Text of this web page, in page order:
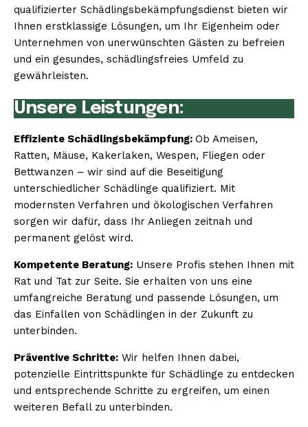
qualifizierter Schädlingsbekämpfungsdienst bieten wir
Ihnen erstklassige Lösungen, um Ihr Eigenheim oder
Unternehmen von unerwünschten Gästen zu befreien
und ein gesundes, schädlingsfreies Umfeld zu
gewährleisten.
Unsere Leistungen:
Effiziente Schädlingsbekämpfung: Ob Ameisen,
Ratten, Mäuse, Kakerlaken, Wespen, Fliegen oder
Bettwanzen – wir sind auf die Beseitigung
unterschiedlicher Schädlinge qualifiziert. Mit
modernsten Verfahren und ökologischen Verfahren
sorgen wir dafür, dass Ihr Anliegen zeitnah und
permanent gelöst wird.
Kompetente Beratung: Unsere Profis stehen Ihnen mit
Rat und Tat zur Seite. Sie erhalten von uns eine
umfangreiche Beratung und passende Lösungen, um
das Einfallen von Schädlingen in der Zukunft zu
unterbinden.
Präventive Schritte: Wir helfen Ihnen dabei,
potenzielle Eintrittspunkte für Schädlinge zu entdecken
und entsprechende Schritte zu ergreifen, um einen
weiteren Befall zu unterbinden.